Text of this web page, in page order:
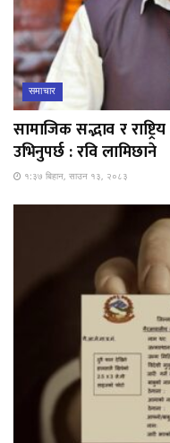
समाचार
सामाजिक सद्भाव र
उभिनुपर्छ : रवि लामिछाने
१:३७ बिहान, साउन १३, २०८३